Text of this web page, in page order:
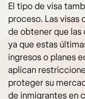
El tipo de visa
proceso. Las visas
de obtener que
ya que estas
ingresos o planes
aplican
proteger su
de inmigrantes en